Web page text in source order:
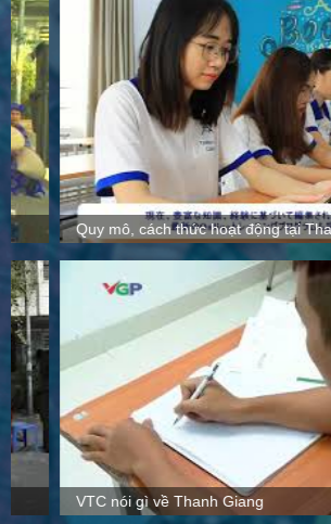
Quy mô, cách thức hoạt động tại Thanh
VTC nói gì về Thanh Giang